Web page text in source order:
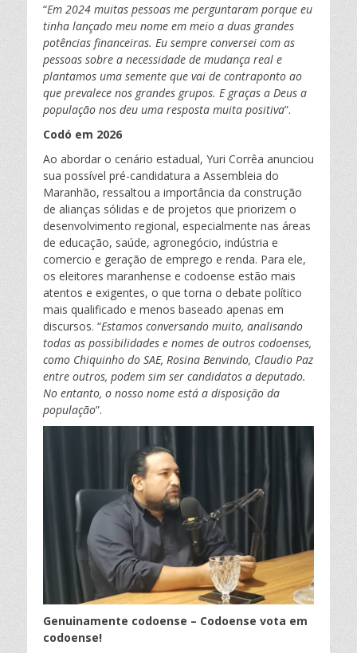
“Em 2024 muitas pessoas me perguntaram porque eu
tinha lançado meu nome em meio a duas grandes
potências financeiras. Eu sempre conversei com as
pessoas sobre a necessidade de mudança real e
plantamos uma semente que vai de contraponto ao
que prevalece nos grandes grupos. E graças a Deus a
população nos deu uma resposta muita positiva”.
Codó em 2026
Ao abordar o cenário estadual, Yuri Corrêa anunciou
sua possível pré-candidatura a Assembleia do
Maranhão, ressaltou a importância da construção
de alianças sólidas e de projetos que priorizem o
desenvolvimento regional, especialmente nas áreas
de educação, saúde, agronegócio, indústria e
comercio e geração de emprego e renda. Para ele,
os eleitores maranhense e codoense estão mais
atentos e exigentes, o que torna o debate político
mais qualificado e menos baseado apenas em
discursos. “Estamos conversando muito, analisando
todas as possibilidades e nomes de outros codoenses,
como Chiquinho do SAE, Rosina Benvindo, Claudio Paz
entre outros, podem sim ser candidatos a deputado.
No entanto, o nosso nome está a disposição da
população”.
Genuinamente codoense – Codoense vota em
codoense!